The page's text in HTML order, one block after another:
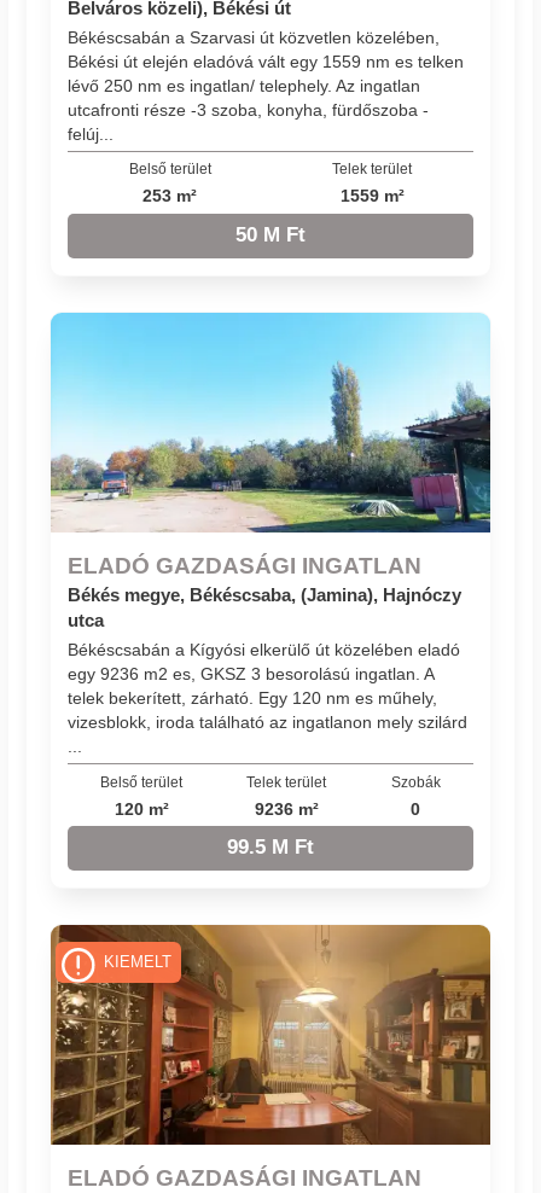
Belváros közeli), Békési út
Békéscsabán a Szarvasi út közvetlen közelében,
Békési út elején eladóvá vált egy 1559 nm es telken
lévő 250 nm es ingatlan/ telephely. Az ingatlan
utcafronti része -3 szoba, konyha, fürdőszoba -
felúj...
Belső terület
253 m²
Telek terület
1559 m²
50 M Ft
ELADÓ GAZDASÁGI INGATLAN
Békés megye, Békéscsaba, (Jamina), Hajnóczy
utca
Békéscsabán a Kígyósi elkerülő út közelében eladó
egy 9236 m2 es, GKSZ 3 besorolású ingatlan. A
telek bekerített, zárható. Egy 120 nm es műhely,
vizesblokk, iroda található az ingatlanon mely szilárd
Belső terület
120 m²
Telek terület
9236 m²
Szobák
0
99.5 M Ft
ELADÓ GAZDASÁGI INGATLAN
KIEMELT